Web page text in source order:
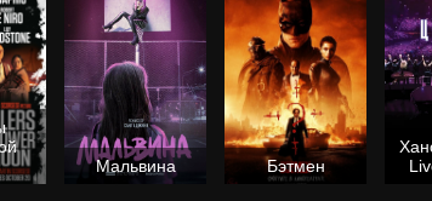
Мальвина Бэтмен